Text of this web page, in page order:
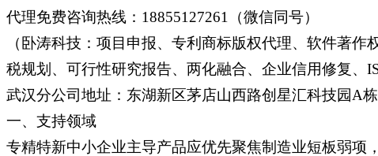
代理免费咨询热线：18855127261（微信同号）
（卧涛科技：项目申报、专利商标版权代理、软件著
税规划、可行性研究报告、两化融合、企业信用修复、
武汉分公司地址：东湖新区茅店山西路创星汇科技园A
一、支持领域
专精特新中小企业主导产品应优先聚焦制造业短板弱项